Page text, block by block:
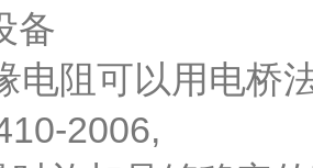
备
电阻可以用电桥
2006,